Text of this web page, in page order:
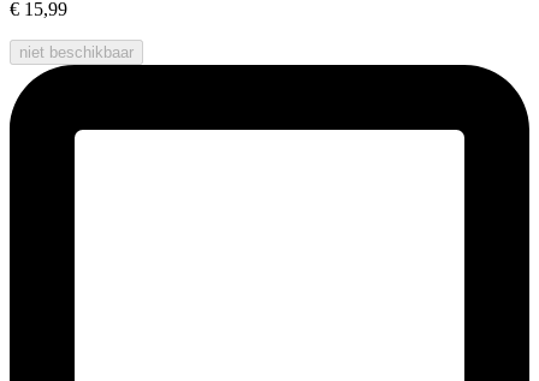
€ 15,99
niet beschikbaar